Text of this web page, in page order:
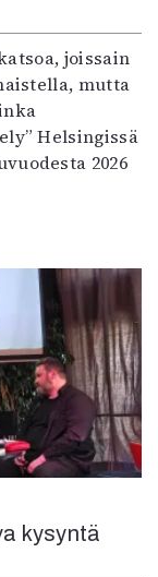
joissain
mutta
Helsingissä
2026
kysyntä